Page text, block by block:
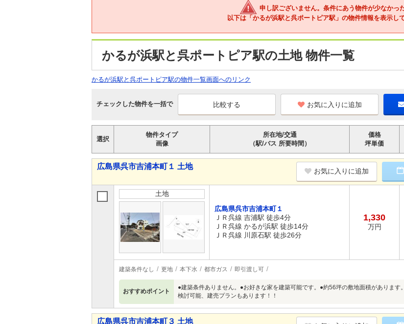
申し訳ございません。条件にあう物件が少なかっ
以下は「かるが浜駅と呉ポートピア駅」の物件情報を表示して
かるが浜駅と呉ポートピア駅の土地 物件一覧
かるが浜駅と呉ポートピア駅の物件一覧画面へのリンク
チェックした物件を一括で お気に入りに追加
選択
物件タイプ
画像
所在地/交通
（駅/バス 所要時間）
価格
坪単価
広島県呉市吉浦本町１ 土地
お気に入りに追加
土地
広島県呉市吉浦本町１
ＪＲ呉線 吉浦駅 徒歩4分
ＪＲ呉線 かるが浜駅 徒歩14分
ＪＲ呉線 川原石駅 徒歩26分
1,330
万円
建築条件なし 更地 本下水 都市ガス 即引渡し可
おすすめポイント
●建築条件ありません。●お好きな家を建築可能です。●約56坪の敷地面積がありま
検討可能、建売プランもあります！！
広島県呉市吉浦本町３ 土地